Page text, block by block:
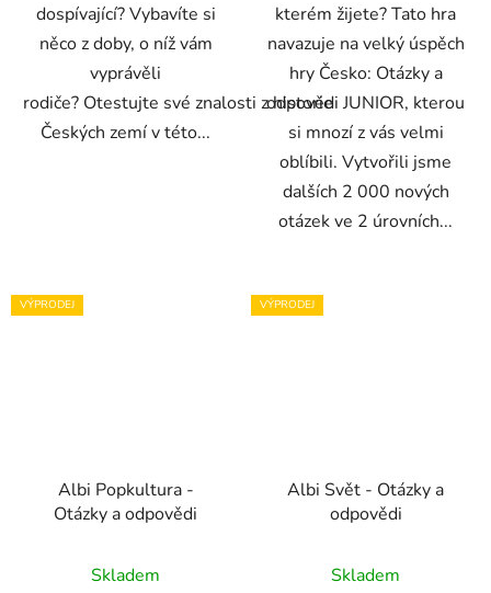
dospívající? Vybavíte si
něco z doby, o níž vám
vyprávěli
rodiče? Otestujte své znalosti z historie
Českých zemí v této...
kterém žijete? Tato hra
navazuje na velký úspěch
hry Česko: Otázky a
odpovědi JUNIOR, kterou
si mnozí z vás velmi
oblíbili. Vytvořili jsme
dalších 2 000 nových
otázek ve 2 úrovních...
VÝPRODEJ
Albi Popkultura -
Otázky a odpovědi
Skladem
VÝPRODEJ
Albi Svět - Otázky a
odpovědi
Skladem